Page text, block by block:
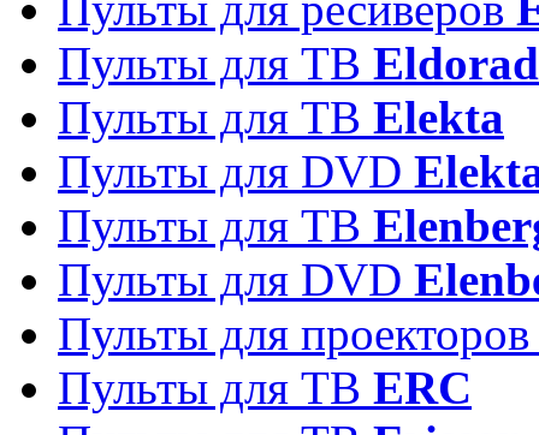
Пульты для ТВ
Пульты для ТВ Elekta
Пульты для DVD
Пульты для ТВ
Пульты для DVD
Пульты для
Пульты для ТВ ERC